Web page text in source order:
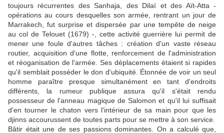
toujours récurrentes des Sanhaja, des Dilaï et des Aït-Atta -
opérations au cours desquelles son armée, rentrant un jour de
Marrakech, fut surprise et dispersée par une tempête de neige
au col de Telouet (1679) -, cette activité guerrière lui permit de
mener une foule d'autres tâches : création d'un vaste réseau
routier, acquisition d'une flotte, renforcement de l'administration
et réoganisation de l'armée. Ses déplacements étaient si rapides
qu'il semblait posséder le don d'ubiquité. Étonnée de voir un seul
homme paraître presque simultanément en tant d'endroits
différents, la rumeur publique assura qu'il s'était rendu
possesseur de l'anneau magique de Salomon et qu'il lui suffisait
d'en tourner le chaton vers l'intérieur de sa main pour que les
djinns accourussent de toutes parts pour se mettre à son service.
Bâtir était une de ses passions dominantes. On a calculé que,